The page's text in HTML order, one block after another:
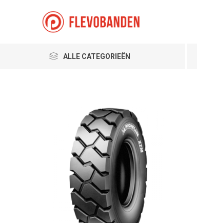
ALLE CATEGORIEËN